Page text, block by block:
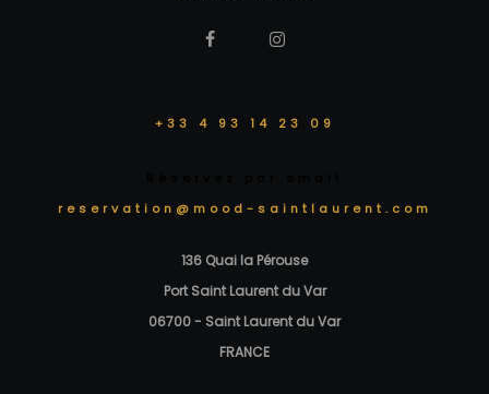
+33 4 93 14 23 09
reservation@mood-saintlaurent.com
136 Quai la Pérouse
Port Saint Laurent du Var
06700 - Saint Laurent du Var
FRANCE